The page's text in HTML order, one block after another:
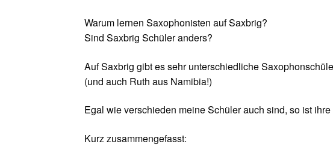
Warum lernen Saxophonisten auf Saxbrig?
Sind Saxbrig Schüler anders?
Auf Saxbrig gibt es sehr unterschiedliche
(und auch Ruth aus Namibia!)
Egal wie verschieden meine Schüler auch sind, so ist
Kurz zusammengefasst: